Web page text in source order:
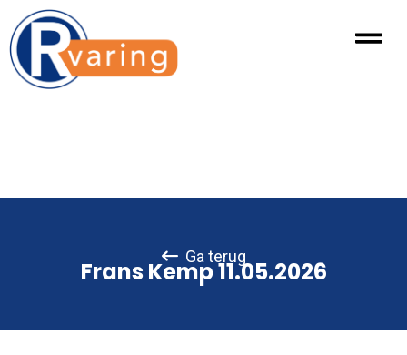
Ga terug
Frans Kemp 11.05.2026